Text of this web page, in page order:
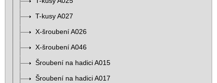
T-kusy A027
X-šroubení A026
X-šroubení A046
Šroubení na hadici A015
Šroubení na hadici A017